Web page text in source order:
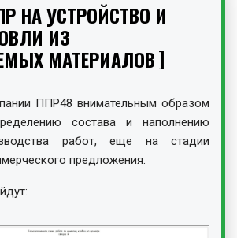
НА УСТРОЙСТВО И
ИЗ
МАТЕРИАЛОВ
ППР48 внимательным образом
состава и наполнению
работ, еще на стадии
предложения.